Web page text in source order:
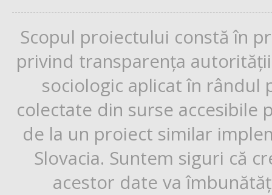
Scopul proiectului constă în
privind transparența
sociologic aplicat în rândul
colectate din surse
de la un proiect similar
Slovacia. Suntem siguri că
acestor date va